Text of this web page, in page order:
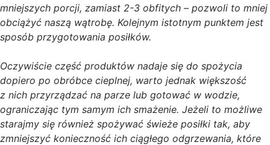
mniejszych porcji, zamiast 2-3 obfitych – pozwoli to mniej
obciążyć naszą wątrobę. Kolejnym istotnym punktem jest
sposób przygotowania posiłków.
Oczywiście część produktów nadaje się do spożycia
dopiero po obróbce cieplnej, warto jednak większość
z nich przyrządzać na parze lub gotować w wodzie,
ograniczając tym samym ich smażenie. Jeżeli to możliwe
starajmy się również spożywać świeże posiłki tak, aby
zmniejszyć konieczność ich ciągłego odgrzewania, które